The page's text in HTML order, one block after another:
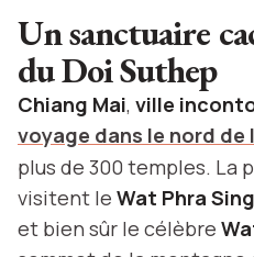
Un sanctuaire
du Doi Suthep
Chiang Mai, ville
voyage dans le nord de
plus de 300 temples. La
visitent le Wat Phra
et bien sûr le célèbre